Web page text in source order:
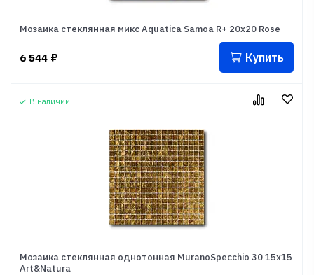
Мозаика стеклянная микс Aquatica Samoa R+ 20x20 Rose
6 544 ₽ Купить
В наличии
Мозаика стеклянная однотонная MuranoSpecchio 30 15x15
Art&Natura